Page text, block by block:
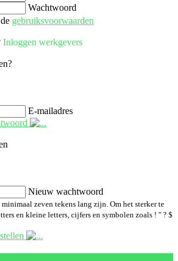
Wachtwoord
gebruiksvoorwaarden
Inloggen werkgevers
E-mailadres
Nieuw wachtwoord
zeven tekens lang zijn. Om het sterker te
en kleine letters, cijfers en symbolen zoals ! " ? $